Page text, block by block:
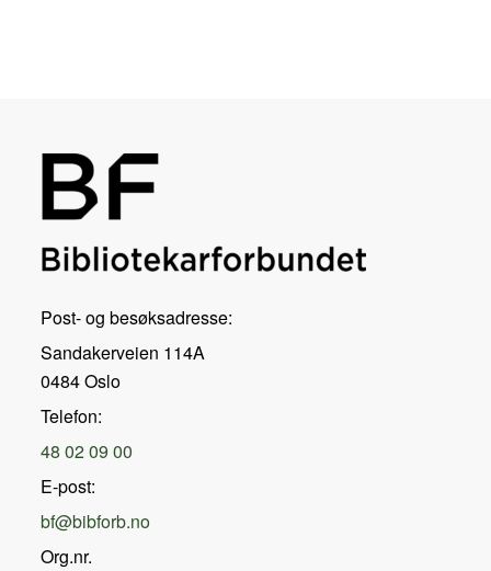
Post- og besøksadresse:
Sandakerveien 114A
0484 Oslo
Telefon:
48 02 09 00
E-post:
bf@bibforb.no
Org.nr.